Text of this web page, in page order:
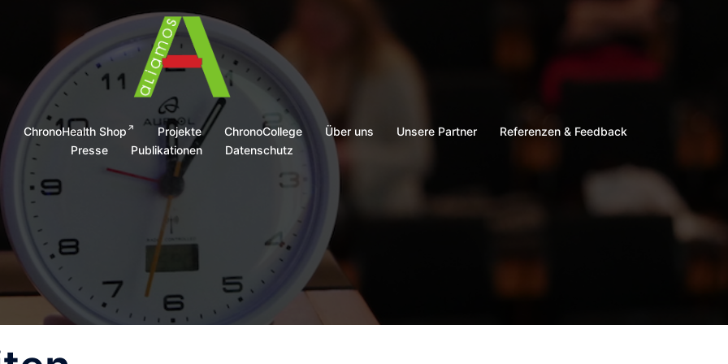
ChronoHealth Shop Projekte ChronoCollege Über uns Unsere Partner
Referenzen & Feedback
Presse
Publikationen Datenschutz